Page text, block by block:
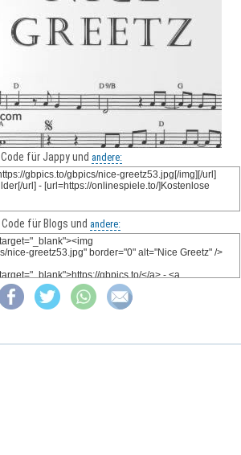
Code für Jappy und andere:
Code für Blogs und andere: